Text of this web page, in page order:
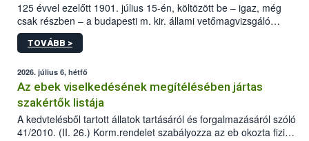
125 évvel ezelőtt 1901. július 15-én, költözött be – igaz, még
csak részben – a budapesti m. kir. állami vetőmagvizsgáló
állomás a Kis Rókus utca 15. szám alatti, Czigler Győző által
tervezett új épületébe.
TOVÁBB >
2026. július 6, hétfő
Az ebek viselkedésének megítélésében jártas
szakértők listája
A kedvtelésből tartott állatok tartásáról és forgalmazásáról szóló
41/2010. (II. 26.) Korm.rendelet szabályozza az eb okozta fizikai